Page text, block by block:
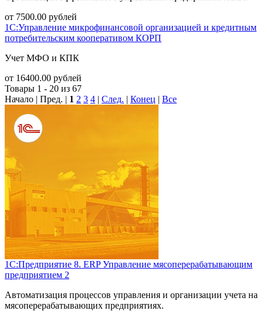
от 7500.00 рублей
1С:Управление микрофинансовой организацией и кредитным
потребительским кооперативом КОРП
Учет МФО и КПК
от 16400.00 рублей
Товары 1 - 20 из 67
Начало | Пред. | 1 2 3 4 | След. | Конец | Все
1С:Предприятие 8. ERP Управление мясоперерабатывающим
предприятием 2
Автоматизация процессов управления и организации учета на
мясоперерабатывающих предприятиях.